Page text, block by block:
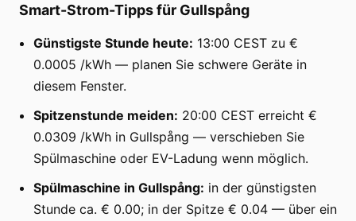
Smart-Strom-Tipps für Gullspång
Günstigste Stunde heute: 13:00 CEST zu €
0.0005 /kWh — planen Sie schwere Geräte in
diesem Fenster.
Spitzenstunde meiden: 20:00 CEST erreicht €
0.0309 /kWh in Gullspång — verschieben Sie
Spülmaschine oder EV-Ladung wenn möglich.
Spülmaschine in Gullspång: in der günstigsten
Stunde ca. € 0.00; in der Spitze € 0.04 — über ein